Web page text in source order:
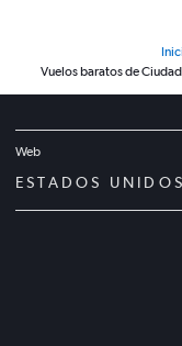
Vuelos baratos de
Web
ESTADOS UNIDOS